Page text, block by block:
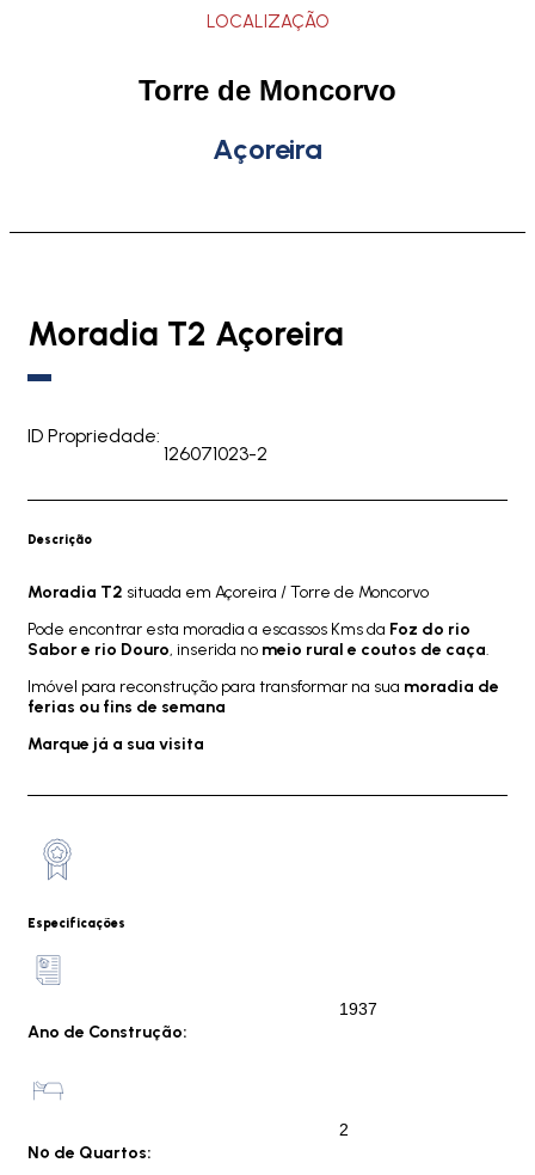
LOCALIZAÇÃO
Torre de Moncorvo
Açoreira
Moradia T2 Açoreira
ID Propriedade:
126071023-2
Descrição
Moradia T2 situada em Açoreira / Torre de Moncorvo
Pode encontrar esta moradia a escassos Kms da Foz do rio
Sabor e rio Douro, inserida no meio rural e coutos de caça.
Imóvel para reconstrução para transformar na sua moradia de
ferias ou fins de semana
Marque já a sua visita
Especificações
Ano de Construção:
1937
Nº de Quartos:
2